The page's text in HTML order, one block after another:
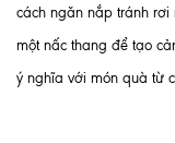
cách ngăn nắp tránh rơi
một nấc thang để tạo
ý nghĩa với món quà từ